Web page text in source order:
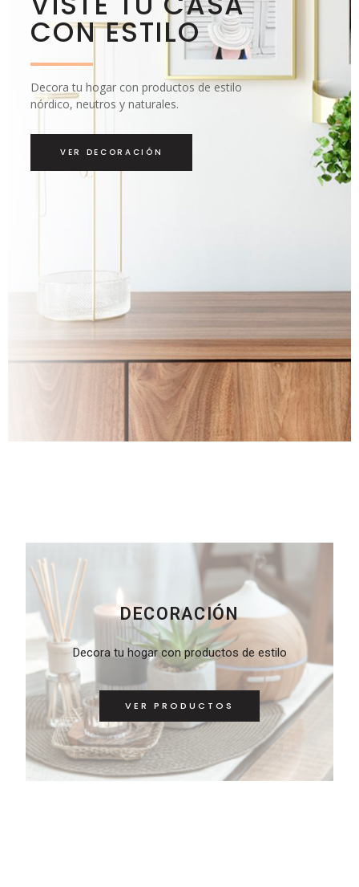
VER DECORACIÓN
Decora tu hogar con productos de estilo
nórdico, neutros y naturales.
CON ESTILO
DECORACIÓN
Decora tu hogar con productos de estilo
VER PRODUCTOS